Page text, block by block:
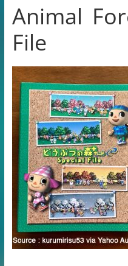
Animal
File